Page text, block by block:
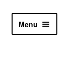
Menu